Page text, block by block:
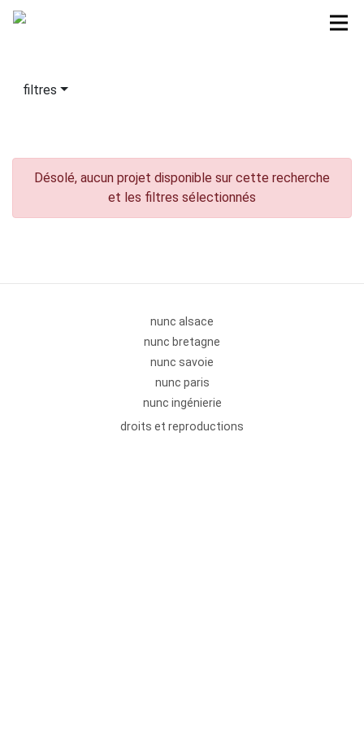
filtres
Désolé, aucun projet disponible sur cette recherche
et les filtres sélectionnés
nunc alsace
nunc bretagne
nunc savoie
nunc paris
nunc ingénierie
droits et reproductions